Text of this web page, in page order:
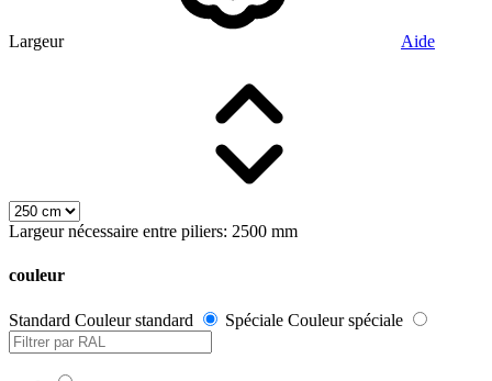
Largeur Aide
Largeur nécessaire entre piliers: 2500 mm
couleur
Standard Couleur standard Spéciale Couleur spéciale